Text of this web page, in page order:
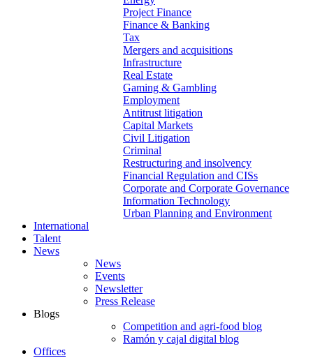
Project Finance
Finance & Banking
Tax
Mergers and acquisitions
Infrastructure
Real Estate
Gaming & Gambling
Employment
Antitrust litigation
Capital Markets
Civil Litigation
Criminal
Restructuring and insolvency
Financial Regulation and CISs
Corporate and Corporate Governance
Information Technology
Urban Planning and Environment
International
Talent
News
News
Events
Newsletter
Press Release
Blogs
Competition and agri-food blog
Ramón y cajal digital blog
Offices